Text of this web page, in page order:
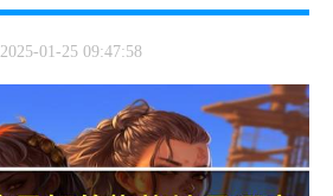
2025-01-25 09:47:58